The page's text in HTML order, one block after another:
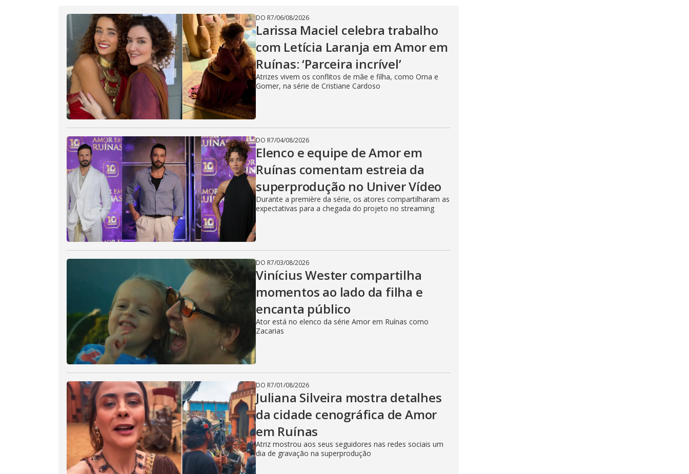
DO R7/06/08/2026
Larissa Maciel celebra trabalho
com Letícia Laranja em Amor em
Ruínas: ‘Parceira incrível’
Atrizes vivem os conflitos de mãe e filha, como Orna e
Gomer, na série de Cristiane Cardoso
DO R7/04/08/2026
Elenco e equipe de Amor em
Ruínas comentam estreia da
superprodução no Univer Vídeo
Durante a première da série, os atores compartilharam as
expectativas para a chegada do projeto no streaming
DO R7/03/08/2026
Vinícius Wester compartilha
momentos ao lado da filha e
encanta público
Ator está no elenco da série Amor em Ruínas como
Zacarias
DO R7/01/08/2026
Juliana Silveira mostra detalhes
da cidade cenográfica de Amor
em Ruínas
Atriz mostrou aos seus seguidores nas redes sociais um
dia de gravação na superprodução